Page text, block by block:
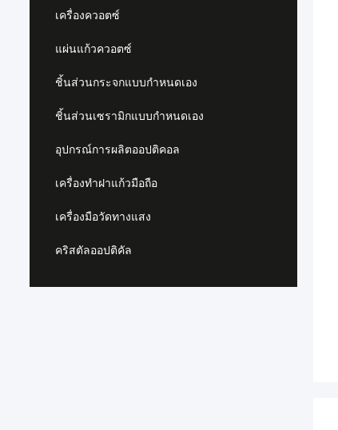
เครื่องควอตซ์
แผ่นแก้วควอตซ์
ชิ้นส่วนกระจกแบบกำหนดเอง
ชิ้นส่วนเซรามิกแบบกำหนดเอง
อุปกรณ์การผลิตออปติคอล
เครื่องทำฝาแก้วมือถือ
เครื่องมือวัดทางแสง
คริสตัลออปติคัล